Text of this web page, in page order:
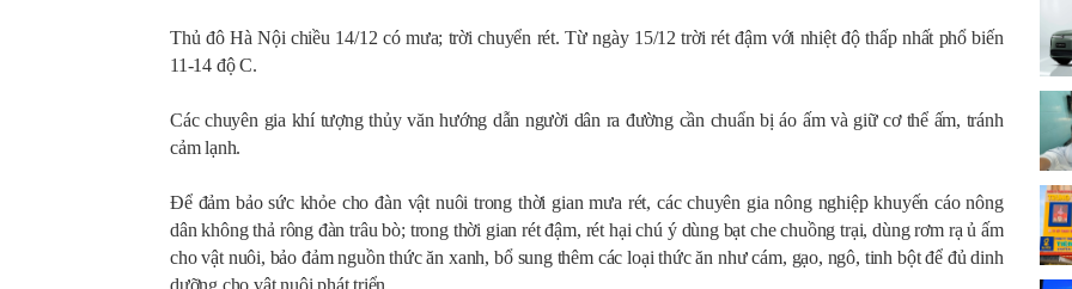
Thủ đô Hà Nội chiều 14/12 có mưa; trời chuyển rét. Từ ngày 15/12 trời rét đậm với nhiệt độ thấp nhất phổ biến
11-14 độ C.
Các chuyên gia khí tượng thủy văn hướng dẫn người dân ra đường cần chuẩn bị áo ấm và giữ cơ thể ấm, tránh
cảm lạnh.
Để đảm bảo sức khỏe cho đàn vật nuôi trong thời gian mưa rét, các chuyên gia nông nghiệp khuyến cáo nông
dân không thả rông đàn trâu bò; trong thời gian rét đậm, rét hại chú ý dùng bạt che chuồng trại, dùng rơm rạ ủ ấm
cho vật nuôi, bảo đảm nguồn thức ăn xanh, bổ sung thêm các loại thức ăn như cám, gạo, ngô, tinh bột để đủ dinh
dưỡng cho vật nuôi phát triển.